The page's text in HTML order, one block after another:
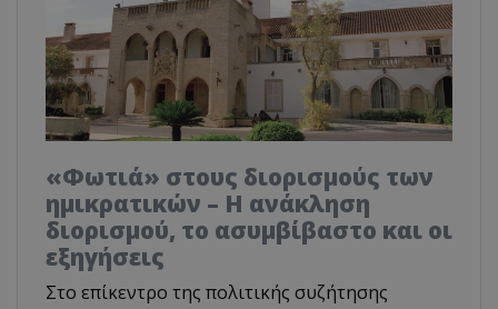
«Φωτιά» στους διορισμούς των
ημικρατικών – Η ανάκληση
διορισμού, το ασυμβίβαστο και οι
εξηγήσεις
Στο επίκεντρο της πολιτικής συζήτησης